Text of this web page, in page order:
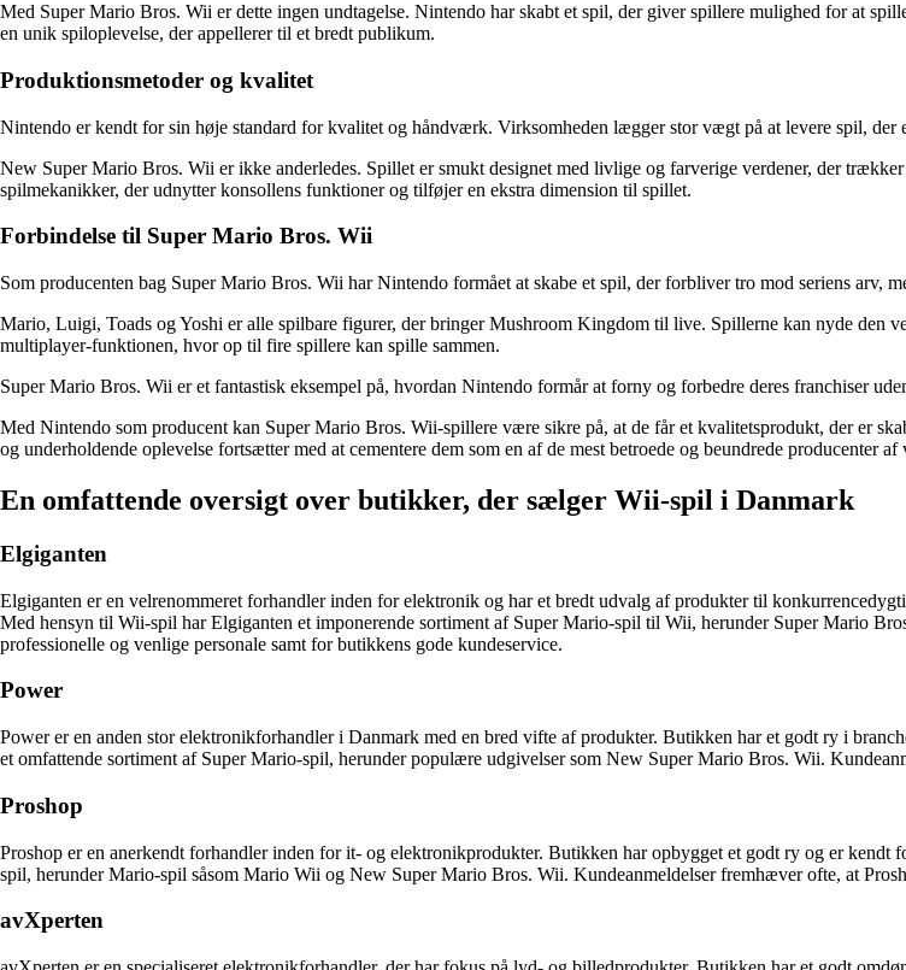
Med Super Mario Bros. Wii er dette ingen undtagelse. Nintendo har skabt et spil, der giver spillere mulighed for at
en unik spiloplevelse, der appellerer til et bredt publikum.
Produktionsmetoder og kvalitet
Nintendo er kendt for sin høje standard for kvalitet og håndværk. Virksomheden lægger stor vægt på at levere spil, der
New Super Mario Bros. Wii er ikke anderledes. Spillet er smukt designet med livlige og farverige verdener, der
spilmekanikker, der udnytter konsollens funktioner og tilføjer en ekstra dimension til spillet.
Forbindelse til Super Mario Bros. Wii
Som producenten bag Super Mario Bros. Wii har Nintendo formået at skabe et spil, der forbliver tro mod seriens arv,
Mario, Luigi, Toads og Yoshi er alle spilbare figurer, der bringer Mushroom Kingdom til live. Spillerne kan nyde den
multiplayer-funktionen, hvor op til fire spillere kan spille sammen.
Super Mario Bros. Wii er et fantastisk eksempel på, hvordan Nintendo formår at forny og forbedre deres franchiser
Med Nintendo som producent kan Super Mario Bros. Wii-spillere være sikre på, at de får et kvalitetsprodukt, der er
og underholdende oplevelse fortsætter med at cementere dem som en af ​​de mest betroede og beundrede producenter af
En omfattende oversigt over butikker, der sælger Wii-spil i Danmark
Elgiganten
Elgiganten er en velrenommeret forhandler inden for elektronik og har et bredt udvalg af produkter til
Med hensyn til Wii-spil har Elgiganten et imponerende sortiment af Super Mario-spil til Wii, herunder Super Mario
professionelle og venlige personale samt for butikkens gode kundeservice.
Power
Power er en anden stor elektronikforhandler i Danmark med en bred vifte af produkter. Butikken har et godt ry i
et omfattende sortiment af Super Mario-spil, herunder populære udgivelser som New Super Mario Bros. Wii.
Proshop
Proshop er en anerkendt forhandler inden for it- og elektronikprodukter. Butikken har opbygget et godt ry og er
spil, herunder Mario-spil såsom Mario Wii og New Super Mario Bros. Wii. Kundeanmeldelser fremhæver ofte, at
avXperten